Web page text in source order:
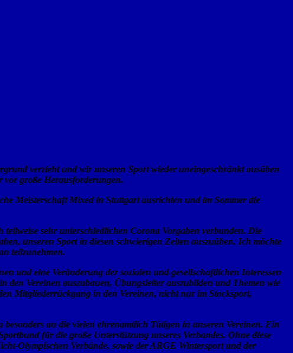
verzieht und wir unseren Sport wieder uneingeschränkt ausüben
vor große Herausforderungen.
Meisterschaft Mixed in Stuttgart ausrichten und im Sommer die
sehr unterschiedlichen Corona Vorgaben verbunden. Die
unseren Sport in diesen schwierigen Zeiten auszuüben. Ich möchte
teilzunehmen.
und eine Veränderung der sozialen und gesellschaftlichen Interessen
Vereinen auszubauen, Übungsleiter auszubilden und Themen wie
Mitgliederrückgang in den Vereinen, nicht nur im Stocksport,
an die vielen ehrenamtlich Tätigen in unseren Vereinen. Ein
fürdie große Unterstützung unseres Verbandes. Ohne diese
Olympischen Verbände, sowie der ARGE Wintersport und der